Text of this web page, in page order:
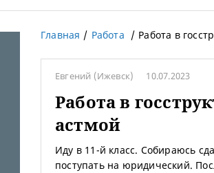
Главная Работа Работа в
Евгений (Ижевск) 10.07.2023
Работа в
астмой
Иду в 11-й класс. Собираюсь
поступать на юридический.